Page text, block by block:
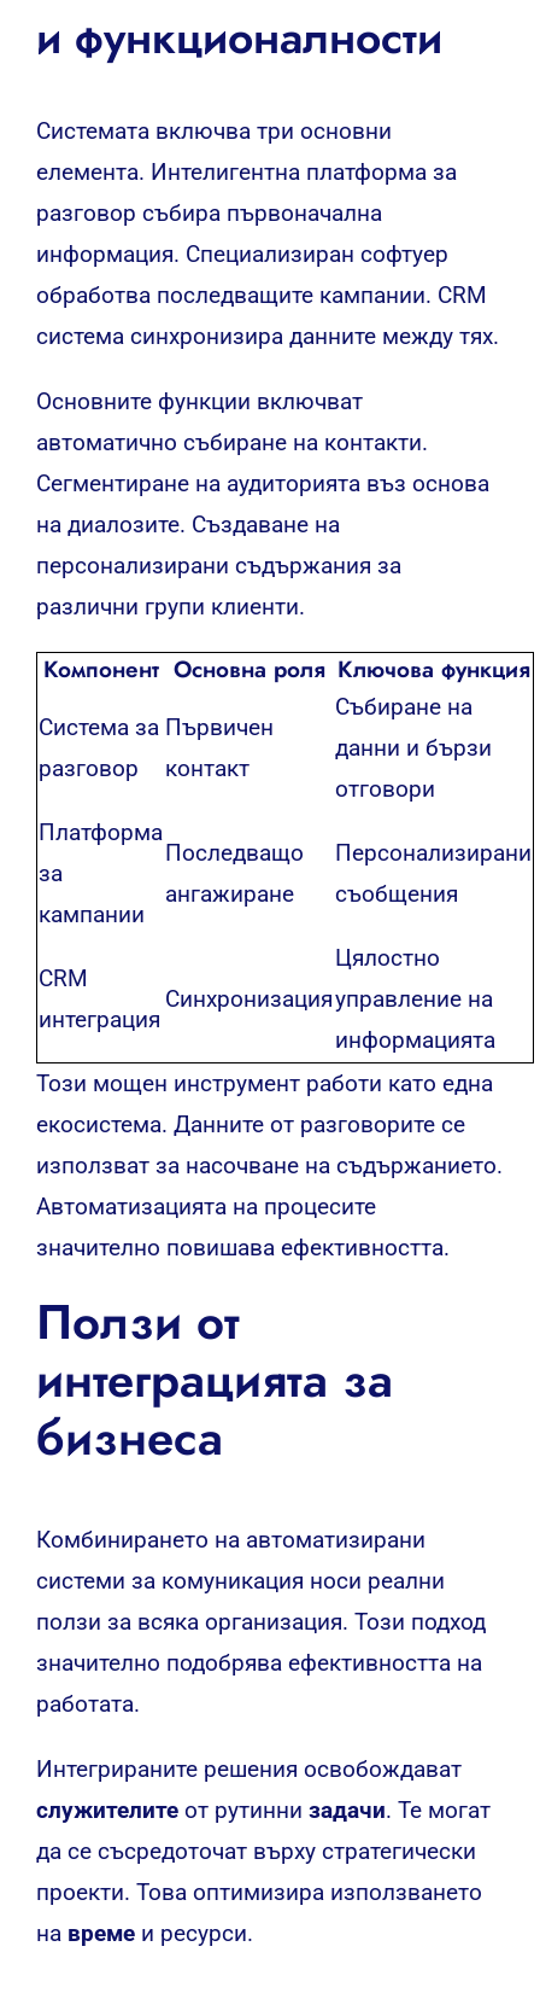
и функционалности
Системата включва три основни
елемента. Интелигентна платформа за
разговор събира първоначална
информация. Специализиран софтуер
обработва последващите кампании. CRM
система синхронизира данните между тях.
Основните функции включват
автоматично събиране на контакти.
Сегментиране на аудиторията въз основа
на диалозите. Създаване на
персонализирани съдържания за
различни групи клиенти.
Компонент Основна роля Ключова функция
Система за
разговор
Първичен
контакт
Събиране на
данни и бързи
отговори
Платформа
за
кампании
Последващо
ангажиране
Персонализирани
съобщения
CRM
интеграция
Синхронизация
Цялостно
управление на
информацията
Този мощен инструмент работи като една
екосистема. Данните от разговорите се
използват за насочване на съдържанието.
Автоматизацията на процесите
значително повишава ефективността.
Ползи от
интеграцията за
бизнеса
Комбинирането на автоматизирани
системи за комуникация носи реални
ползи за всяка организация. Този подход
значително подобрява ефективността на
работата.
Интегрираните решения освобождават
служителите от рутинни задачи. Те могат
да се съсредоточат върху стратегически
проекти. Това оптимизира използването
на време и ресурси.